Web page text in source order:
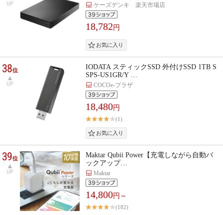
UP ケーズデンキ 楽天市場店
18,782 円
38位
UP
IODATA スティックSSD 外付けSSD 1TB S
SPS-US1GR/Y …
COCOe-プラザ
18,480円
(1)
39位
UP
Maktar Qubii Power【充電しながら自動バ
ックアップ…
Maktar
14,800円～
(182)